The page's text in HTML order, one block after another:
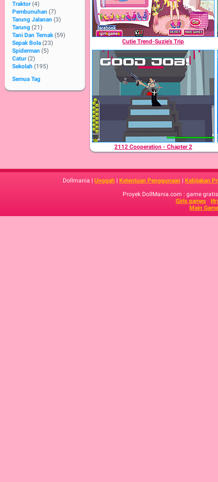
Traktor (4)
Pembunuhan (7)
Tarung Jalanan (3)
Tarung (21)
Tani Dan Ternak (59)
Sepak Bola (23)
Spiderman (5)
Catur (2)
Sekolah (195)
Semua Tag
Cutie Trend-Suzie's Trip
2112 Cooperation - Chapter 2
Dollmania | Unggah | Ketentuan Penggunaan | Kebijakan
Proyek DollMania.com : game
Girls games
Main